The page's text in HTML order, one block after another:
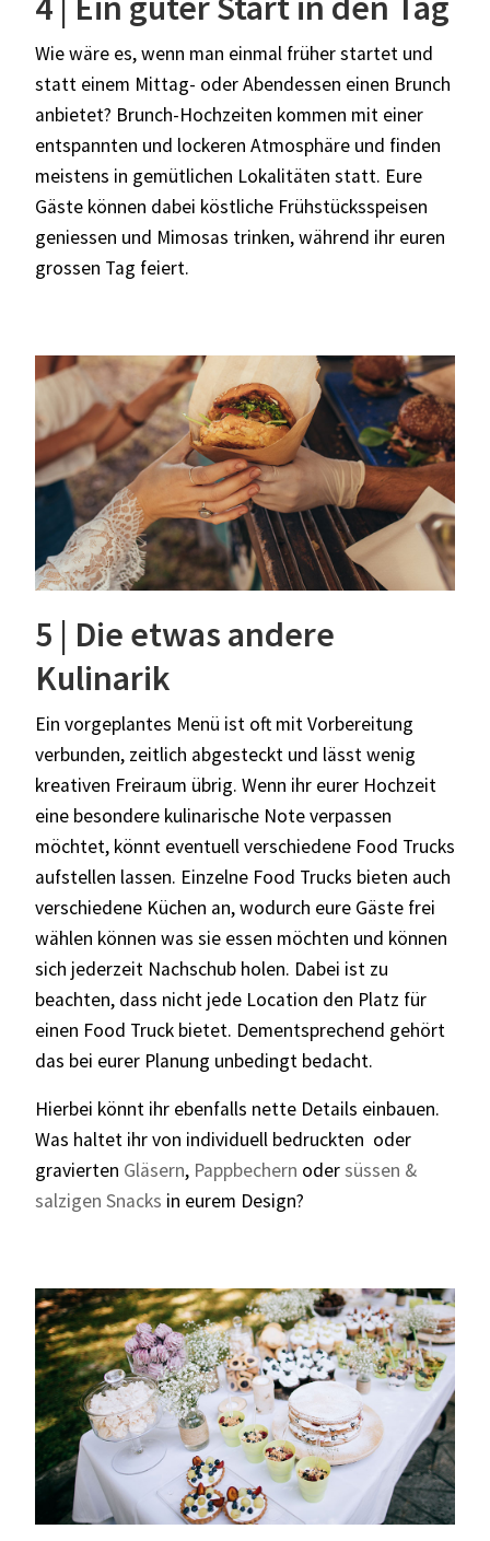
Wie wäre es, wenn man einmal früher startet und
statt einem Mittag- oder Abendessen einen Brunch
anbietet? Brunch-Hochzeiten kommen mit einer
entspannten und lockeren Atmosphäre und finden
meistens in gemütlichen Lokalitäten statt. Eure
Gäste können dabei köstliche Frühstücksspeisen
geniessen und Mimosas trinken, während ihr euren
grossen Tag feiert.
5 | Die etwas andere
Kulinarik
Ein vorgeplantes Menü ist oft mit Vorbereitung
verbunden, zeitlich abgesteckt und lässt wenig
kreativen Freiraum übrig. Wenn ihr eurer Hochzeit
eine besondere kulinarische Note verpassen
möchtet, könnt eventuell verschiedene Food Trucks
aufstellen lassen. Einzelne Food Trucks bieten auch
verschiedene Küchen an, wodurch eure Gäste frei
wählen können was sie essen möchten und können
sich jederzeit Nachschub holen. Dabei ist zu
beachten, dass nicht jede Location den Platz für
einen Food Truck bietet. Dementsprechend gehört
das bei eurer Planung unbedingt bedacht.
Hierbei könnt ihr ebenfalls nette Details einbauen.
Was haltet ihr von individuell bedruckten oder
gravierten Gläsern, Pappbechern odersüssen &
salzigen Snacks in eurem Design?